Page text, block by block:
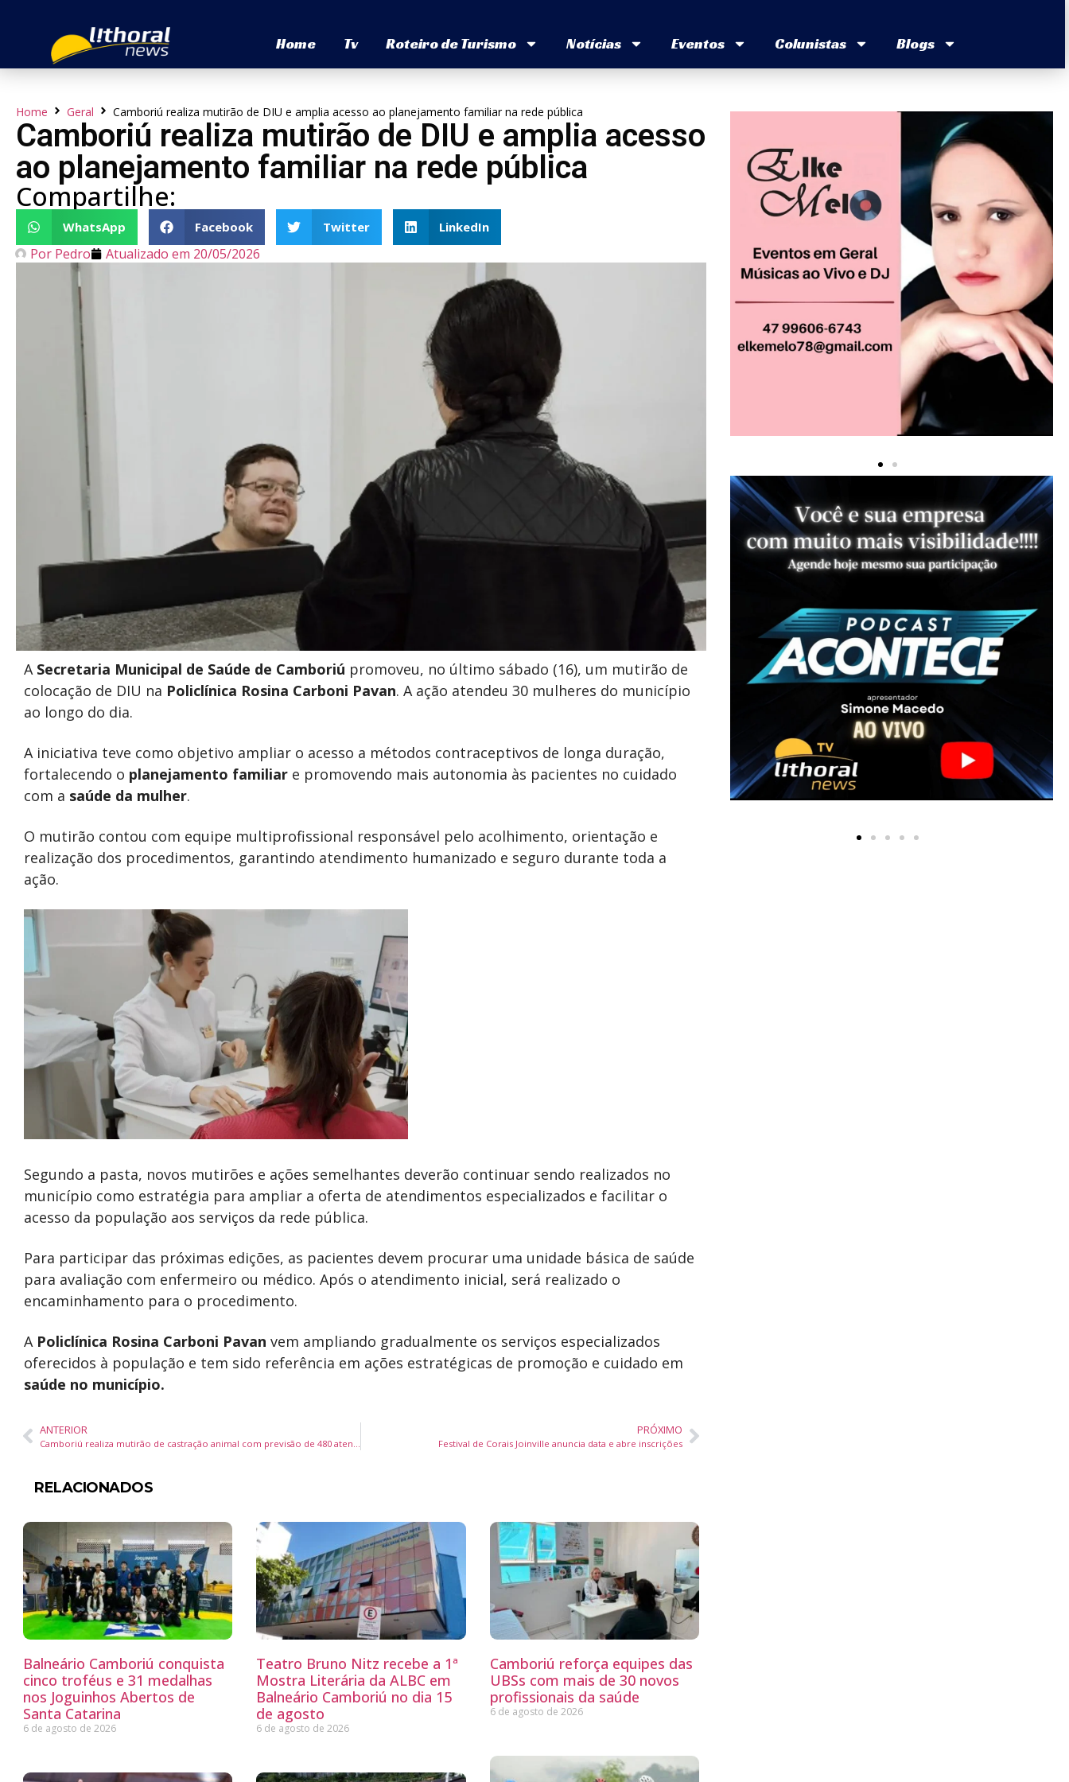
Home Tv Roteiro de Turismo Notícias Eventos Colunistas Blogs
Home Geral Camboriú realiza mutirão de DIU e amplia acesso ao planejamento familiar na rede pública
Camboriú realiza mutirão de DIU e amplia acesso
ao planejamento familiar na rede pública
Compartilhe:
WhatsApp Facebook Twitter LinkedIn
Por Pedro Atualizado em 20/05/2026
A Secretaria Municipal de Saúde de Camboriú promoveu, no último sábado (16), um mutirão de
colocação de DIU na Policlínica Rosina Carboni Pavan. A ação atendeu 30 mulheres do município
ao longo do dia.
A iniciativa teve como objetivo ampliar o acesso a métodos contraceptivos de longa duração,
fortalecendo o planejamento familiar e promovendo mais autonomia às pacientes no cuidado
com a saúde da mulher.
O mutirão contou com equipe multiprofissional responsável pelo acolhimento, orientação e
realização dos procedimentos, garantindo atendimento humanizado e seguro durante toda a
ação.
Segundo a pasta, novos mutirões e ações semelhantes deverão continuar sendo realizados no
município como estratégia para ampliar a oferta de atendimentos especializados e facilitar o
acesso da população aos serviços da rede pública.
Para participar das próximas edições, as pacientes devem procurar uma unidade básica de saúde
para avaliação com enfermeiro ou médico. Após o atendimento inicial, será realizado o
encaminhamento para o procedimento.
A Policlínica Rosina Carboni Pavan vem ampliando gradualmente os serviços especializados
oferecidos à população e tem sido referência em ações estratégicas de promoção e cuidado em
saúde no município.
ANTERIOR PRÓXIMO
Festival de Corais Joinville anuncia data e abre inscrições
RELACIONADOS
Balneário Camboriú conquista
cinco troféus e 31 medalhas
nos Joguinhos Abertos de
Santa Catarina
6 de agosto de 2026
Teatro Bruno Nitz recebe a 1ª
Mostra Literária da ALBC em
Balneário Camboriú no dia 15
de agosto
6 de agosto de 2026
Camboriú reforça equipes das
UBSs com mais de 30 novos
profissionais da saúde
6 de agosto de 2026